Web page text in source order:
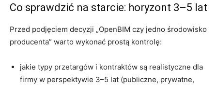
Co sprawdzić na starcie: horyzont 3–5 lat
Przed podjęciem decyzji „OpenBIM czy jedno środowisko
producenta” warto wykonać prostą kontrolę:
jakie typy przetargów i kontraktów są realistyczne dla
firmy w perspektywie 3–5 lat (publiczne, prywatne,